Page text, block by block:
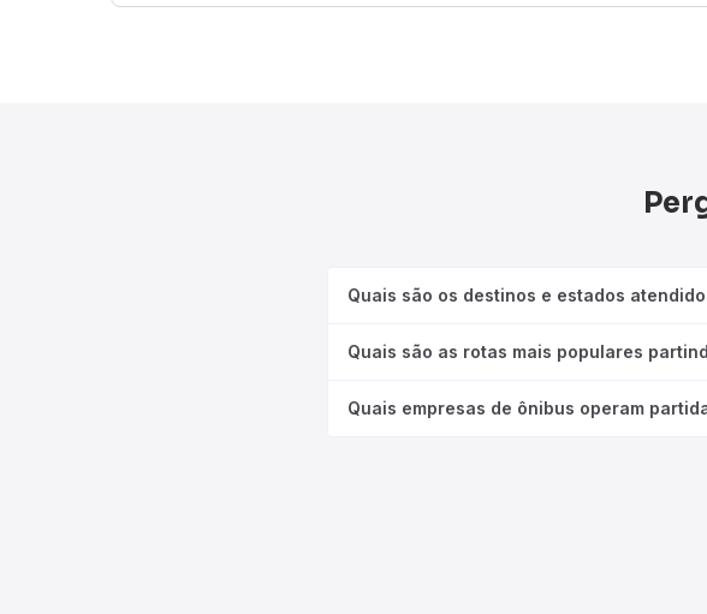
Quais são os destinos e estados
Quais são as rotas mais populares
Quais empresas de ônibus operam